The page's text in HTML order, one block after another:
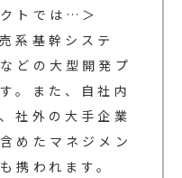
トでは…＞
系基幹システ
どの大型開発プ
。また、自社内
社外の大手企業
めたマネジメン
携われます。